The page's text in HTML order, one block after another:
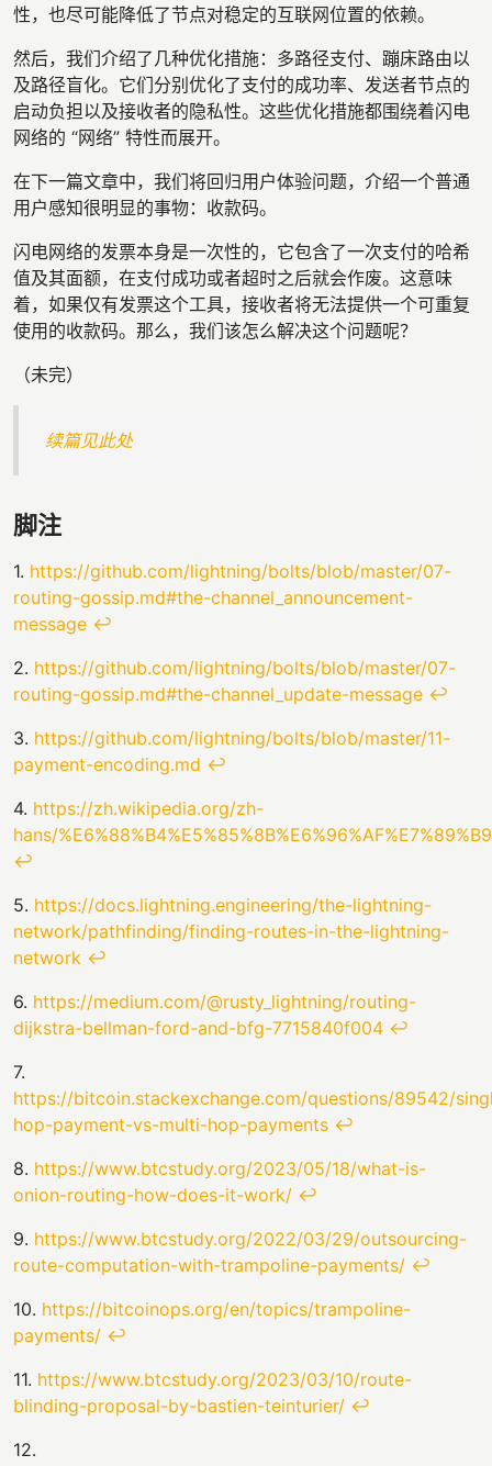
性，也尽可能降低了节点对稳定的互联网位置的依赖。
然后，我们介绍了几种优化措施：多路径支付、蹦床路由以
及路径盲化。它们分别优化了支付的成功率、发送者节点的
启动负担以及接收者的隐私性。这些优化措施都围绕着闪电
网络的 “网络” 特性而展开。
在下一篇文章中，我们将回归用户体验问题，介绍一个普通
用户感知很明显的事物：收款码。
闪电网络的发票本身是一次性的，它包含了一次支付的哈希
值及其面额，在支付成功或者超时之后就会作废。这意味
着，如果仅有发票这个工具，接收者将无法提供一个可重复
使用的收款码。那么，我们该怎么解决这个问题呢？
（未完）
续篇见此处
脚注
1. https://github.com/lightning/bolts/blob/master/07-
routing-gossip.md#the-channel_announcement-
message ↩
2. https://github.com/lightning/bolts/blob/master/07-
routing-gossip.md#the-channel_update-message ↩
3. https://github.com/lightning/bolts/blob/master/11-
payment-encoding.md ↩
4. https://zh.wikipedia.org/zh-
hans/
↩
5. https://docs.lightning.engineering/the-lightning-
network/pathfinding/finding-routes-in-the-lightning-
network ↩
6. https://medium.com/@rusty_lightning/routing-
dijkstra-bellman-ford-and-bfg-7715840f004 ↩
7.
https://bitcoin.stackexchange.com/questions/89542/
hop-payment-vs-multi-hop-payments ↩
8. https://www.btcstudy.org/2023/05/18/what-is-
onion-routing-how-does-it-work/ ↩
9. https://www.btcstudy.org/2022/03/29/outsourcing-
route-computation-with-trampoline-payments/ ↩
10. https://bitcoinops.org/en/topics/trampoline-
payments/ ↩
11. https://www.btcstudy.org/2023/03/10/route-
blinding-proposal-by-bastien-teinturier/ ↩
12.